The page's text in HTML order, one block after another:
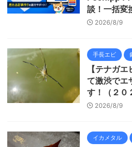
談！一括変
2026/8/9
手長エビ
【テナガ
て激渋でエ
す！（２０
2026/8/9
イカメタル